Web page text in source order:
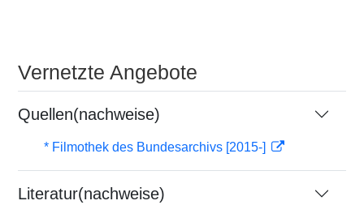
Vernetzte Angebote
Quellen(nachweise)
* Filmothek des Bundesarchivs [2015-]
Literatur(nachweise)